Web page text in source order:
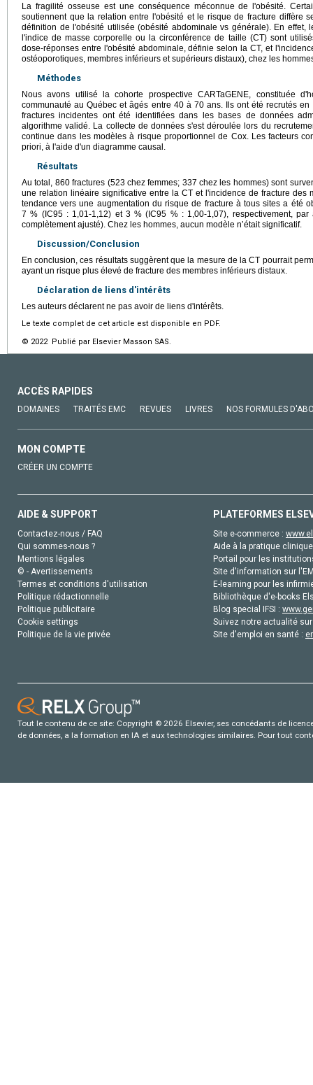
La fragilité osseuse est une conséquence méconnue de l'obésité.
soutiennent que la relation entre l'obésité et le risque de fracture diffère
définition de l'obésité utilisée (obésité abdominale vs générale). En effet,
l'indice de masse corporelle ou la circonférence de taille (CT) sont
dose-réponses entre l'obésité abdominale, définie selon la CT, et
ostéoporotiques, membres inférieurs et supérieurs distaux), chez les
Méthodes
Nous avons utilisé la cohorte prospective CARTaGENE, constituée
communauté au Québec et âgés entre 40 à 70 ans. Ils ont été recrutés
fractures incidentes ont été identifiées dans les bases de données
algorithme validé. La collecte de données s'est déroulée lors du
continue dans les modèles à risque proportionnel de Cox. Les facteurs
priori, à l'aide d'un diagramme causal.
Résultats
Au total, 860 fractures (523 chez femmes; 337 chez les hommes) sont
une relation linéaire significative entre la CT et l'incidence de fracture des
tendance vers une augmentation du risque de fracture à tous sites a été
7 % (IC95 : 1,01-1,12) et 3 % (IC95 % : 1,00-1,07), respectivement,
complètement ajusté). Chez les hommes, aucun modèle n’était significatif.
Discussion/Conclusion
En conclusion, ces résultats suggèrent que la mesure de la CT pourrait
ayant un risque plus élevé de fracture des membres inférieurs distaux.
Déclaration de liens d'intérêts
Les auteurs déclarent ne pas avoir de liens d'intérêts.
Le texte complet de cet article est disponible en PDF.
© 2022 Publié par Elsevier Masson SAS.
ACCÈS RAPIDES
DOMAINES TRAITÉS EMC REVUES LIVRES NOS FORMULES
MON COMPTE
CRÉER UN COMPTE
AIDE & SUPPORT
Contactez-nous / FAQ
Qui sommes-nous ?
Mentions légales
© - Avertissements
Termes et conditions d'utilisation
Politique rédactionnelle
Politique publicitaire
Cookie settings
Politique de la vie privée
PLATEFORMES
Site e-commerce :
Aide à la pratique
Portail pour les
Site d'information sur
E-learning pour les
Bibliothèque d'e-books
Blog special IFSI :
Suivez notre actualité
Site d'emploi en santé :
Tout le contenu de ce site: Copyright © 2026 Elsevier, ses concédants de
de données, a la formation en IA et aux technologies similaires. Pour tout